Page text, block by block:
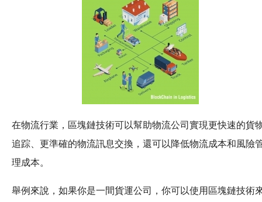
在物流行業，區塊鏈技術可以幫助物流公司實現更快速的貨
追踪、更準確的物流訊息交換，還可以降低物流成本和風險
理成本。
舉例來說，如果你是一間貨運公司，你可以使用區塊鏈技術